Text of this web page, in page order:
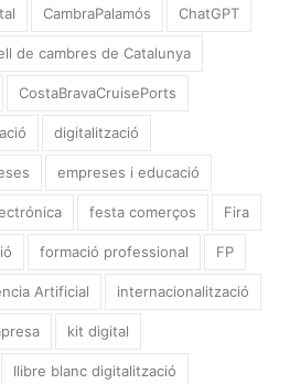
CambraPalamós ChatGPT
de cambres de Catalunya
CostaBravaCruisePorts
digitalització
empreses i educació
festa comerços Fira
formació professional FP
Artificial internacionalització
kit digital
llibre blanc digitalització